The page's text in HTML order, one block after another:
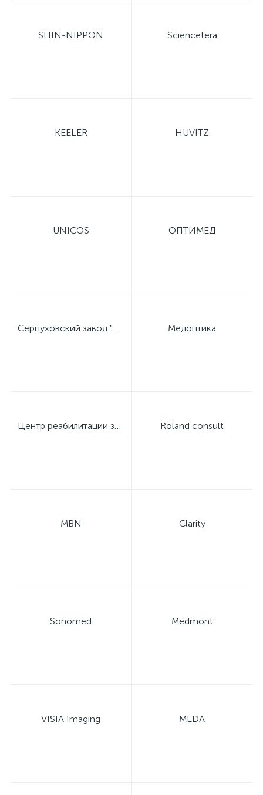
SHIN-NIPPON Sciencetera
KEELER HUVITZ
UNICOS ОПТИМЕД
Серпуховский завод "Металлист" Медоптика
Центр реабилитации зрения профессора Дембского Roland consult
MBN Clarity
Sonomed Medmont
VISIA Imaging MEDA